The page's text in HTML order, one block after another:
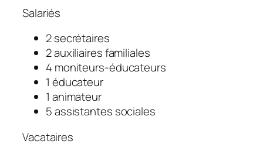
Salariés
2 secrétaires
2 auxiliaires familiales
4 moniteurs-éducateurs
1 éducateur
1 animateur
5 assistantes sociales
Vacataires